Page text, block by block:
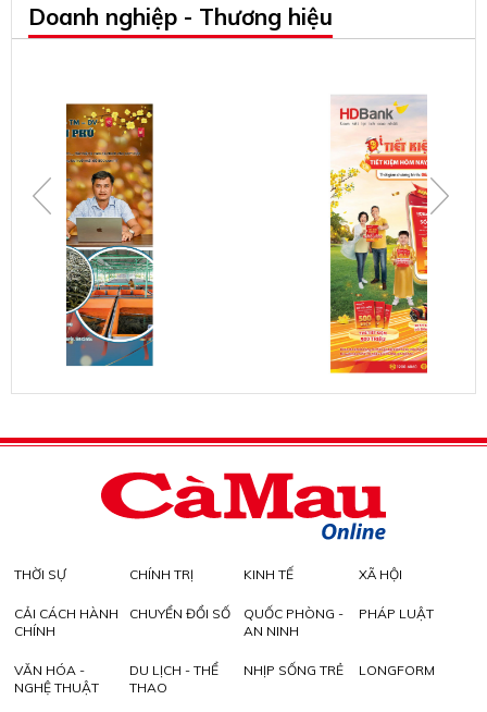
Doanh nghiệp - Thương hiệu
THỜI SỰ CHÍNH TRỊ KINH TẾ XÃ HỘI
CẢI CÁCH HÀNH
CHÍNH
CHUYỂN ĐỔI SỐ
QUỐC PHÒNG -
AN NINH
PHÁP LUẬT
VĂN HÓA -
NGHỆ THUẬT
DU LỊCH - THỂ
THAO
NHỊP SỐNG TRẺ LONGFORM